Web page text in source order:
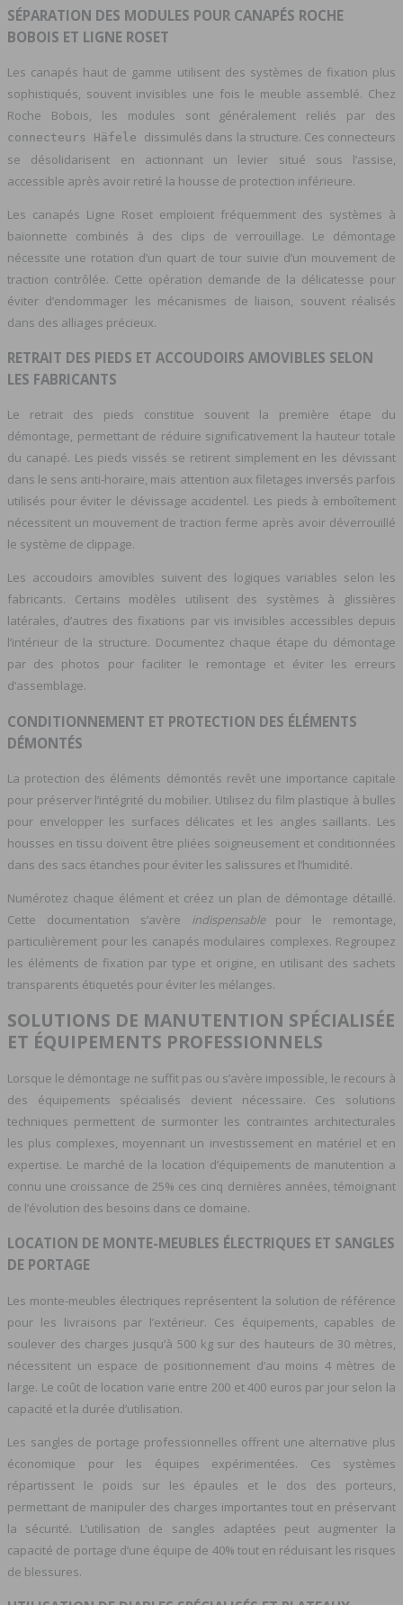
SÉPARATION DES MODULES POUR CANAPÉS ROCHE
BOBOIS ET LIGNE ROSET
Les canapés haut de gamme utilisent des systèmes de fixation plus
sophistiqués, souvent invisibles une fois le meuble assemblé. Chez
Roche Bobois, les modules sont généralement reliés par des
connecteurs Häfele dissimulés dans la structure. Ces connecteurs
se désolidarisent en actionnant un levier situé sous l’assise,
accessible après avoir retiré la housse de protection inférieure.
Les canapés Ligne Roset emploient fréquemment des systèmes à
baïonnette combinés à des clips de verrouillage. Le démontage
nécessite une rotation d’un quart de tour suivie d’un mouvement de
traction contrôlée. Cette opération demande de la délicatesse pour
éviter d’endommager les mécanismes de liaison, souvent réalisés
dans des alliages précieux.
RETRAIT DES PIEDS ET ACCOUDOIRS AMOVIBLES SELON
LES FABRICANTS
Le retrait des pieds constitue souvent la première étape du
démontage, permettant de réduire significativement la hauteur totale
du canapé. Les pieds vissés se retirent simplement en les dévissant
dans le sens anti-horaire, mais attention aux filetages inversés parfois
utilisés pour éviter le dévissage accidentel. Les pieds à emboîtement
nécessitent un mouvement de traction ferme après avoir déverrouillé
le système de clippage.
Les accoudoirs amovibles suivent des logiques variables selon les
fabricants. Certains modèles utilisent des systèmes à glissières
latérales, d’autres des fixations par vis invisibles accessibles depuis
l’intérieur de la structure. Documentez chaque étape du démontage
par des photos pour faciliter le remontage et éviter les erreurs
d’assemblage.
CONDITIONNEMENT ET PROTECTION DES ÉLÉMENTS
DÉMONTÉS
La protection des éléments démontés revêt une importance capitale
pour préserver l’intégrité du mobilier. Utilisez du film plastique à bulles
pour envelopper les surfaces délicates et les angles saillants. Les
housses en tissu doivent être pliées soigneusement et conditionnées
dans des sacs étanches pour éviter les salissures et l’humidité.
Numérotez chaque élément et créez un plan de démontage détaillé.
Cette documentation s’avère indispensable pour le remontage,
particulièrement pour les canapés modulaires complexes. Regroupez
les éléments de fixation par type et origine, en utilisant des sachets
transparents étiquetés pour éviter les mélanges.
SOLUTIONS DE MANUTENTION SPÉCIALISÉE
ET ÉQUIPEMENTS PROFESSIONNELS
Lorsque le démontage ne suffit pas ou s’avère impossible, le recours à
des équipements spécialisés devient nécessaire. Ces solutions
techniques permettent de surmonter les contraintes architecturales
les plus complexes, moyennant un investissement en matériel et en
expertise. Le marché de la location d’équipements de manutention a
connu une croissance de 25% ces cinq dernières années, témoignant
de l’évolution des besoins dans ce domaine.
LOCATION DE MONTE-MEUBLES ÉLECTRIQUES ET SANGLES
DE PORTAGE
Les monte-meubles électriques représentent la solution de référence
pour les livraisons par l’extérieur. Ces équipements, capables de
soulever des charges jusqu’à 500 kg sur des hauteurs de 30 mètres,
nécessitent un espace de positionnement d’au moins 4 mètres de
large. Le coût de location varie entre 200 et 400 euros par jour selon la
capacité et la durée d’utilisation.
Les sangles de portage professionnelles offrent une alternative plus
économique pour les équipes expérimentées. Ces systèmes
répartissent le poids sur les épaules et le dos des porteurs,
permettant de manipuler des charges importantes tout en préservant
la sécurité. L’utilisation de sangles adaptées peut augmenter la
capacité de portage d’une équipe de 40% tout en réduisant les risques
de blessures.